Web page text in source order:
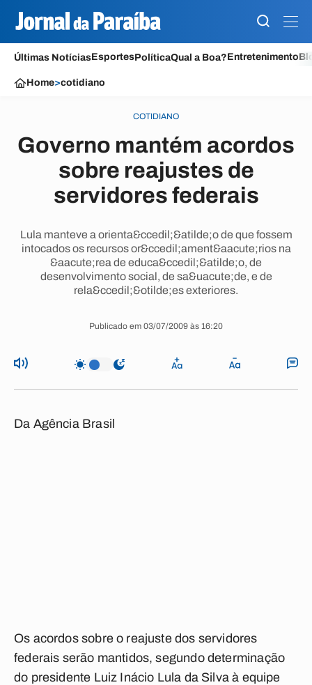
Últimas NotíciasEsportesPolíticaQual a Boa?Entretenimento
Home>cotidiano
COTIDIANO
Governo mantém acordos
sobre reajustes de
servidores federais
Lula manteve a orienta&ccedil;&atilde;o de que fossem
intocados os recursos or&ccedil;ament&aacute;rios na
&aacute;rea de educa&ccedil;&atilde;o, de
desenvolvimento social, de sa&uacute;de, e de
rela&ccedil;&otilde;es exteriores.
Publicado em 03/07/2009 às 16:20
Da Agência Brasil
Os acordos sobre o reajuste dos servidores
federais serão mantidos, segundo determinação
do presidente Luiz Inácio Lula da Silva à equipe